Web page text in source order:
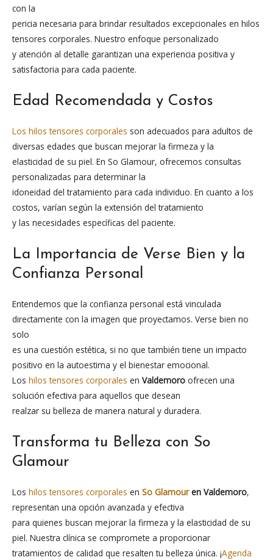
con la
pericia necesaria para brindar resultados excepcionales en hilos
tensores corporales. Nuestro enfoque personalizado
y atención al detalle garantizan una experiencia positiva y
satisfactoria para cada paciente.
Edad Recomendada y Costos
Los hilos tensores corporales son adecuados para adultos de
diversas edades que buscan mejorar la firmeza y la
elasticidad de su piel. En So Glamour, ofrecemos consultas
personalizadas para determinar la
idoneidad del tratamiento para cada individuo. En cuanto a los
costos, varían según la extensión del tratamiento
y las necesidades específicas del paciente.
La Importancia de Verse Bien y la
Confianza Personal
Entendemos que la confianza personal está vinculada
directamente con la imagen que proyectamos. Verse bien no
solo
es una cuestión estética, si no que también tiene un impacto
positivo en la autoestima y el bienestar emocional.
Los hilos tensores corporales en Valdemoro ofrecen una
solución efectiva para aquellos que desean
realzar su belleza de manera natural y duradera.
Transforma tu Belleza con So
Glamour
Los hilos tensores corporales en So Glamour en Valdemoro,
representan una opción avanzada y efectiva
para quienes buscan mejorar la firmeza y la elasticidad de su
piel. Nuestra clínica se compromete a proporcionar
tratamientos de calidad que resalten tu belleza única. ¡Agenda